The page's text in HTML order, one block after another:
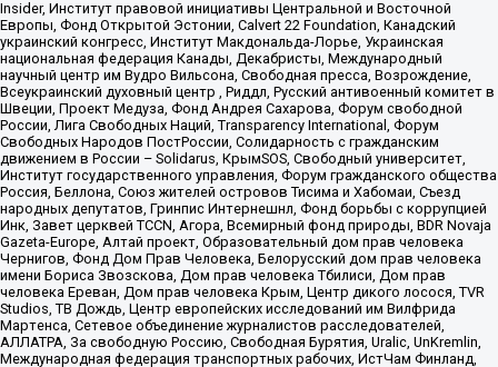
Insider, Институт правовой инициативы Центральной и Восточной
Европы, Фонд Открытой Эстонии, Calvert 22 Foundation, Канадский
украинский конгресс, Институт Макдональда-Лорье, Украинская
национальная федерация Канады, Декабристы, Международный
научный центр им Вудро Вильсона, Свободная пресса, Возрождение,
Всеукраинский духовный центр , Риддл, Русский антивоенный комитет в
Швеции, Проект Медуза, Фонд Андрея Сахарова, Форум свободной
России, Лига Свободных Наций, Transparеncy International, Форум
Свободных Народов ПостРоссии, Солидарность с гражданским
движением в России – Solidarus, КрымSOS, Свободный университет,
Институт государственного управления, Форум гражданского общества
Россия, Беллона, Союз жителей островов Тисима и Хабомаи, Съезд
народных депутатов, Гринпис Интернешнл, Фонд борьбы с коррупцией
Инк, Завет церквей TCCN, Агора, Всемирный фонд природы, BDR Novaja
Gazeta-Europe, Алтай проект, Образовательный дом прав человека
Чернигов, Фонд Дом Прав Человека, Белорусский дом прав человека
имени Бориса Звозскова, Дом прав человека Тбилиси, Дом прав
человека Ереван, Дом прав человека Крым, Центр дикого лосося, TVR
Studios, ТВ Дождь, Центр европейских исследований им Вилфрида
Мартенса, Сетевое объединение журналистов расследователей,
АЛЛАТРА, За свободную Россию, Свободная Бурятия, Uralic, UnKremlin,
Международная федерация транспортных рабочих, ИстЧам Финланд,